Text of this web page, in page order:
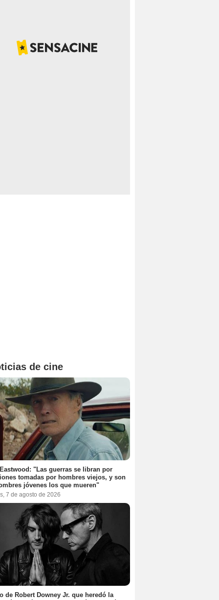
de cine
"Las guerras se libran por
tomadas por hombres viejos, y son
jóvenes los que mueren"
7 de agosto de 2026
de Robert Downey Jr. que heredó la